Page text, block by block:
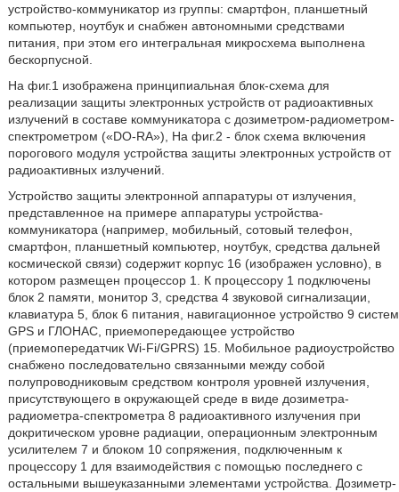
устройство-коммуникатор из группы: смартфон, планшетный
компьютер, ноутбук и снабжен автономными средствами
питания, при этом его интегральная микросхема выполнена
бескорпусной.
На фиг.1 изображена принципиальная блок-схема для
реализации защиты электронных устройств от радиоактивных
излучений в составе коммуникатора с дозиметром-радиометром-
спектрометром («DO-RA»), На фиг.2 - блок схема включения
порогового модуля устройства защиты электронных устройств от
радиоактивных излучений.
Устройство защиты электронной аппаратуры от излучения,
представленное на примере аппаратуры устройства-
коммуникатора (например, мобильный, сотовый телефон,
смартфон, планшетный компьютер, ноутбук, средства дальней
космической связи) содержит корпус 16 (изображен условно), в
котором размещен процессор 1. К процессору 1 подключены
блок 2 памяти, монитор 3, средства 4 звуковой сигнализации,
клавиатура 5, блок 6 питания, навигационное устройство 9 систем
GPS и ГЛОНАС, приемопередающее устройство
(приемопередатчик Wi-Fi/GPRS) 15. Мобильное радиоустройство
снабжено последовательно связанными между собой
полупроводниковым средством контроля уровней излучения,
присутствующего в окружающей среде в виде дозиметра-
радиометра-спектрометра 8 радиоактивного излучения при
докритическом уровне радиации, операционным электронным
усилителем 7 и блоком 10 сопряжения, подключенным к
процессору 1 для взаимодействия с помощью последнего с
остальными вышеуказанными элементами устройства. Дозиметр-